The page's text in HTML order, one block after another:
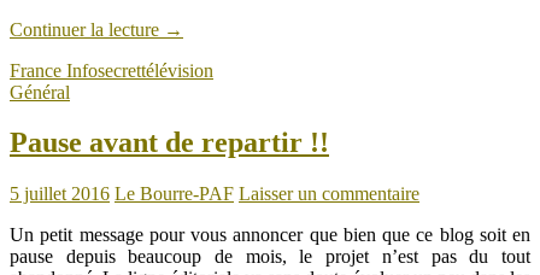
Continuer la lecture →
France Infosecrettélévision
Général
Pause avant de repartir !!
5 juillet 2016 Le Bourre-PAF Laisser un commentaire
Un petit message pour vous annoncer que bien que ce blog soit en
pause depuis beaucoup de mois, le projet n’est pas du tout